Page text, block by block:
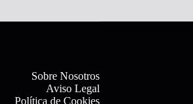
Sobre Nosotros
Aviso Legal
Política de Cookies